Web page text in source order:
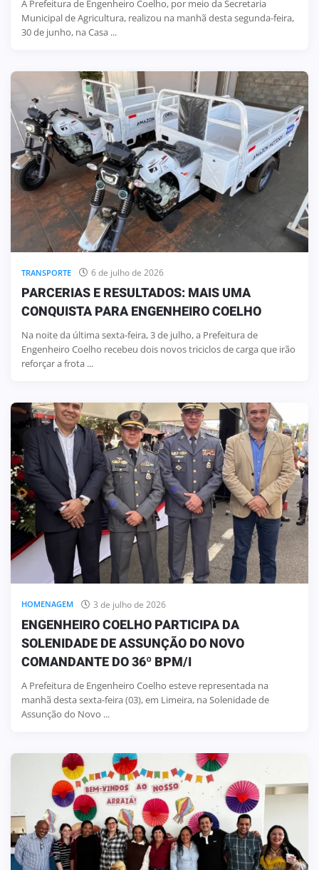
A Prefeitura de Engenheiro Coelho, por meio da Secretaria
Municipal de Agricultura, realizou na manhã desta segunda-feira,
30 de junho, na Casa ...
TRANSPORTE 6 de julho de 2026
PARCERIAS E RESULTADOS: MAIS UMA
CONQUISTA PARA ENGENHEIRO COELHO
Na noite da última sexta-feira, 3 de julho, a Prefeitura de
Engenheiro Coelho recebeu dois novos triciclos de carga que irão
reforçar a frota ...
HOMENAGEM 3 de julho de 2026
ENGENHEIRO COELHO PARTICIPA DA
SOLENIDADE DE ASSUNÇÃO DO NOVO
COMANDANTE DO 36º BPM/I
A Prefeitura de Engenheiro Coelho esteve representada na
manhã desta sexta-feira (03), em Limeira, na Solenidade de
Assunção do Novo ...